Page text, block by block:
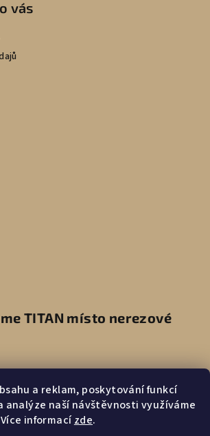
a reklam, poskytování funkcí
analýze naší návštěvnosti využíváme
informacízde.
vás
TITAN místo nerezové